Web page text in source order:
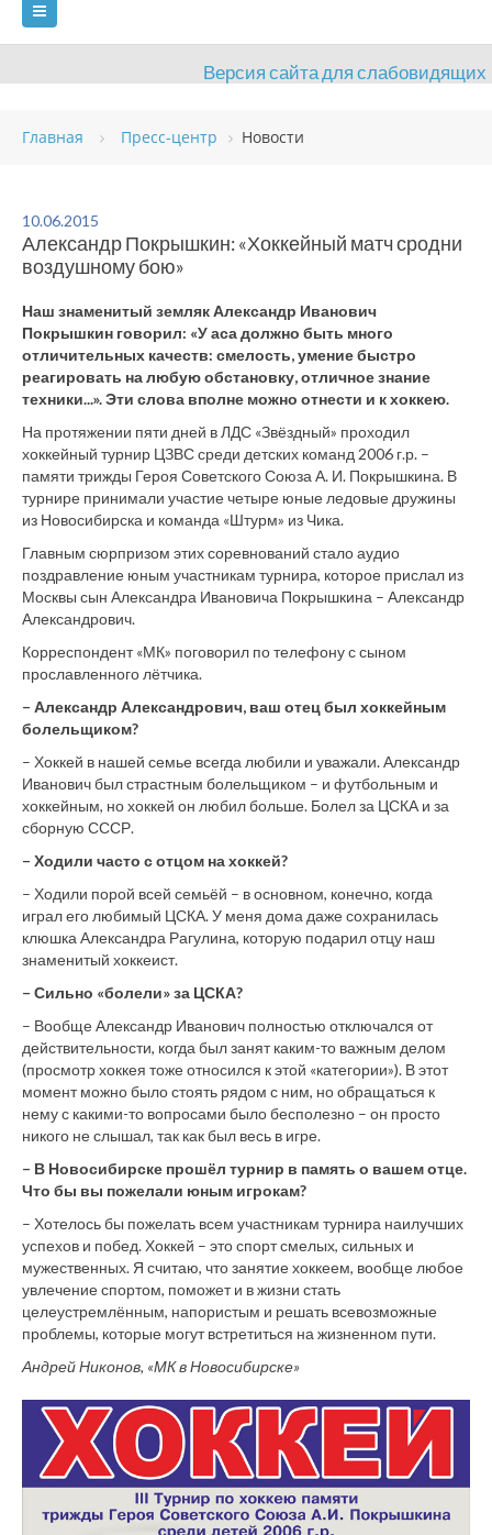
Версия сайта для слабовидящих
ГЛАВНАЯ
ВИДЫ СПОРТА
ОБЪЕКТЫ ДОКУМЕНТЫ
ОЦЕНКА КАЧЕСТВА ОБРАЗОВАНИЯ ВАКАНСИИ
ПЛАТНЫЕ УСЛУГИ КОНТАКТЫ
Главная Пресс-центр Новости
10.06.2015
Александр Покрышкин: «Хоккейный матч сродни
воздушному бою»
Наш знаменитый земляк Александр Иванович
Покрышкин говорил: «У аса должно быть много
отличительных качеств: смелость, умение быстро
реагировать на любую обстановку, отличное знание
техники...». Эти слова вполне можно отнести и к хоккею.
На протяжении пяти дней в ЛДС «Звёздный» проходил
хоккейный турнир ЦЗВС среди детских команд 2006 г.р. –
памяти трижды Героя Советского Союза А. И. Покрышкина. В
турнире принимали участие четыре юные ледовые дружины
из Новосибирска и команда «Штурм» из Чика.
Главным сюрпризом этих соревнований стало аудио
поздравление юным участникам турнира, которое прислал из
Москвы сын Александра Ивановича Покрышкина – Александр
Александрович.
Корреспондент «МК» поговорил по телефону с сыном
прославленного лётчика.
– Александр Александрович, ваш отец был хоккейным
болельщиком?
– Хоккей в нашей семье всегда любили и уважали. Александр
Иванович был страстным болельщиком – и футбольным и
хоккейным, но хоккей он любил больше. Болел за ЦСКА и за
сборную СССР.
– Ходили часто с отцом на хоккей?
– Ходили порой всей семьёй – в основном, конечно, когда
играл его любимый ЦСКА. У меня дома даже сохранилась
клюшка Александра Рагулина, которую подарил отцу наш
знаменитый хоккеист.
– Сильно «болели» за ЦСКА?
– Вообще Александр Иванович полностью отключался от
действительности, когда был занят каким-то важным делом
(просмотр хоккея тоже относился к этой «категории»). В этот
момент можно было стоять рядом с ним, но обращаться к
нему с какими-то вопросами было бесполезно – он просто
никого не слышал, так как был весь в игре.
– В Новосибирске прошёл турнир в память о вашем отце.
Что бы вы пожелали юным игрокам?
– Хотелось бы пожелать всем участникам турнира наилучших
успехов и побед. Хоккей – это спорт смелых, сильных и
мужественных. Я считаю, что занятие хоккеем, вообще любое
увлечение спортом, поможет и в жизни стать
целеустремлённым, напористым и решать всевозможные
проблемы, которые могут встретиться на жизненном пути.
Андрей Никонов, «МК в Новосибирске»